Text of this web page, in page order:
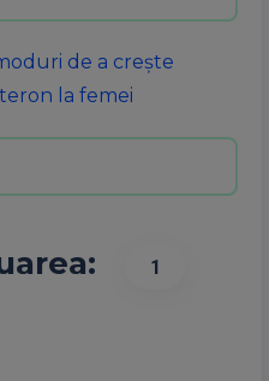
de a crește
la femei
1